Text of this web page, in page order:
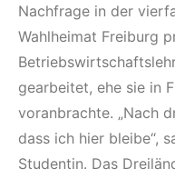
Nachfrage in der
Wahlheimat Freiburg
gearbeitet, ehe sie in
voranbrachte. „Nach
dass ich hier bleibe“,
Studentin. Das